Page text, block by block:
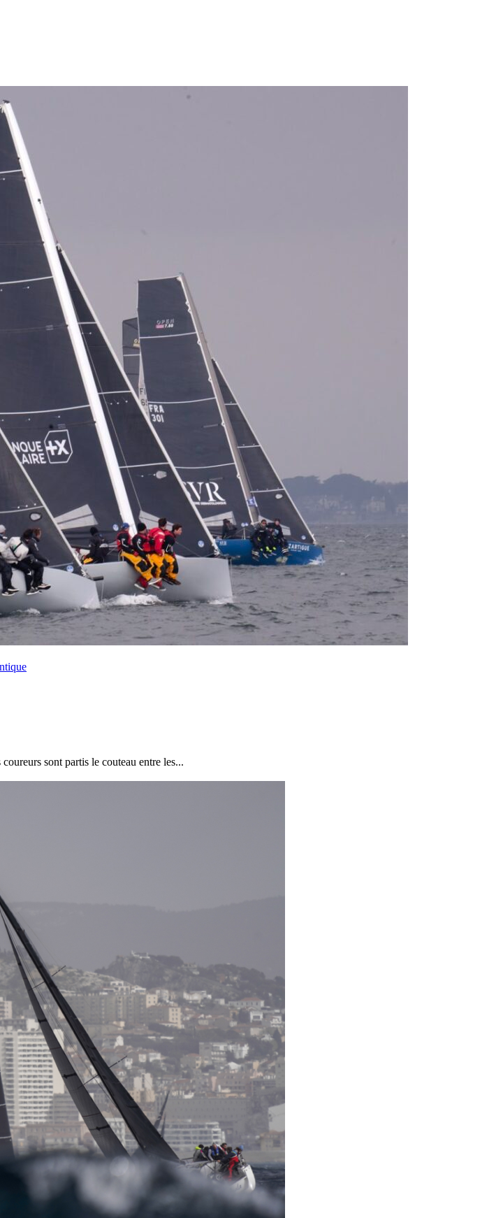
ULTIM CHALLENGE,Classe Ultim 32/23,Records
!
Gitana Team
2025
,Classe Ultim 32/23,Course au Large,IMOCA,Multi50 - Ocean Fifty,Transat Café l'Or Transat Jacques Vabre
4 parcours, 4 duos vainqueurs
Transat Café l'Or
2025
32/23,Records Trophée Jules Verne
17 devient Actual Ultim 4
Gitana Team
2025
sont partis le couteau entre les...